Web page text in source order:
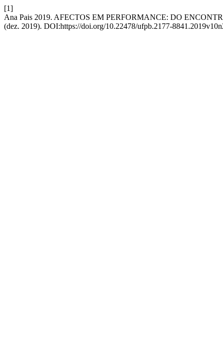
[1]
Ana Pais 2019. AFECTOS EM PERFORMANCE: DO
(dez. 2019). DOI:https://doi.org/10.22478/ufpb.2177-